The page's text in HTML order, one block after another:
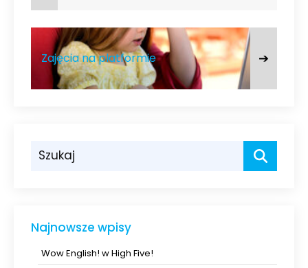
Zajęcia na platformie ➔
Najnowsze wpisy
Wow English! w High Five!